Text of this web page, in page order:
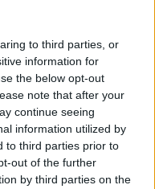
to third parties, or
information for
the below opt-out
note that after your
continue seeing
information utilized by
to third parties prior to
out of the further
by third parties on the
να επιστρέψουν
τους, ενώ την ίδια
παίζει και η
κόντρα στη